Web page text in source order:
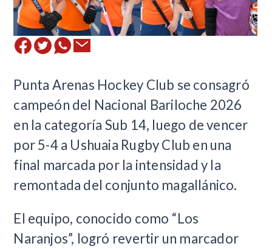
Punta Arenas Hockey Club se consagró
campeón del Nacional Bariloche 2026
en la categoría Sub 14, luego de vencer
por 5-4 a Ushuaia Rugby Club en una
final marcada por la intensidad y la
remontada del conjunto magallánico.
El equipo, conocido como “Los
Naranjos”, logró revertir un marcador